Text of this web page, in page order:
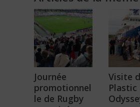
Journée
promotionnel
le de Rugby
Visite
Plastic